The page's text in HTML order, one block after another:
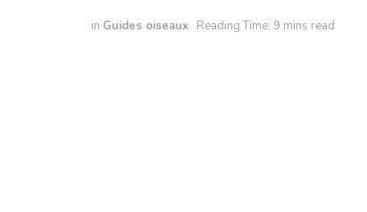
in Guides oiseaux Reading Time: 9 mins read